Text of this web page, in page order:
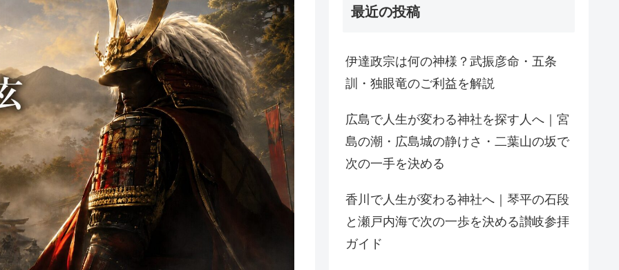
最近の投稿
伊達政宗は何の神様？武振彦命・五条
訓・独眼竜のご利益を解説
広島で人生が変わる神社を探す人へ｜宮
島の潮・広島城の静けさ・二葉山の坂で
次の一手を決める
香川で人生が変わる神社へ｜琴平の石段
と瀬戸内海で次の一歩を決める讃岐参拝
ガイド